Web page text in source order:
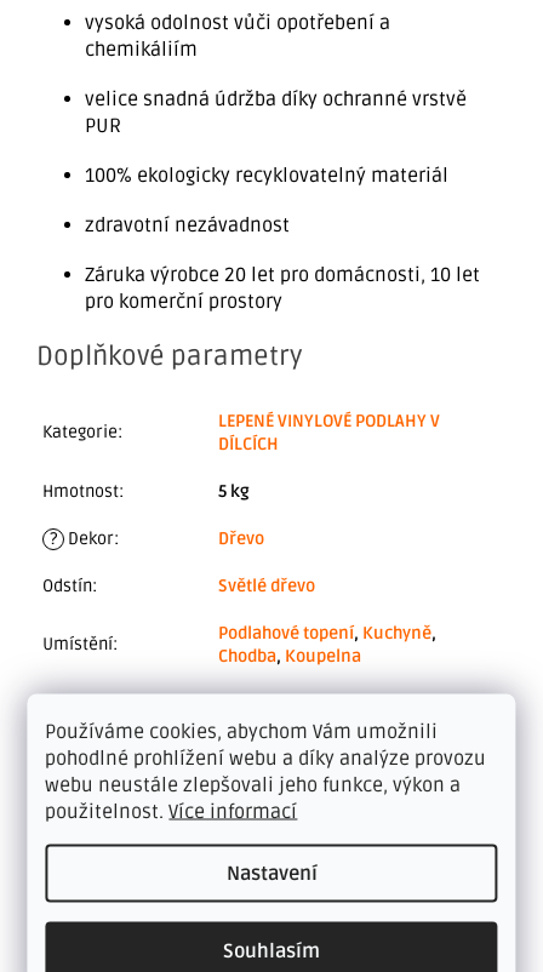
Používáme cookies, abychom Vám umožnili
pohodlné prohlížení webu a díky analýze provozu
webu neustále zlepšovali jeho funkce, výkon a
použitelnost.Více informací
Nastavení
Souhlasím
vysoká odolnost vůči opotřebení a
chemikáliím
velice snadná údržba díky ochranné vrstvě
PUR
100% ekologicky recyklovatelný materiál
zdravotní nezávadnost
Záruka výrobce 20 let pro domácnosti, 10 let
pro komerční prostory
Doplňkové parametry
Kategorie:
LEPENÉ VINYLOVÉ PODLAHY V
DÍLCÍCH
Hmotnost: 5 kg
? Dekor: Dřevo
Odstín: Světlé dřevo
Umístění:
Podlahové topení, Kuchyně,
Chodba, Koupelna
Typ pokládky: Lepený
Vhodné do vlhkého
prostředí:
ano
42 - střední průmyslová zátěž
Tajima